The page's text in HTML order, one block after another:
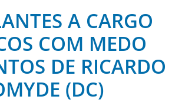
A CARGO
COM MEDO
DE RICARDO
(DC)